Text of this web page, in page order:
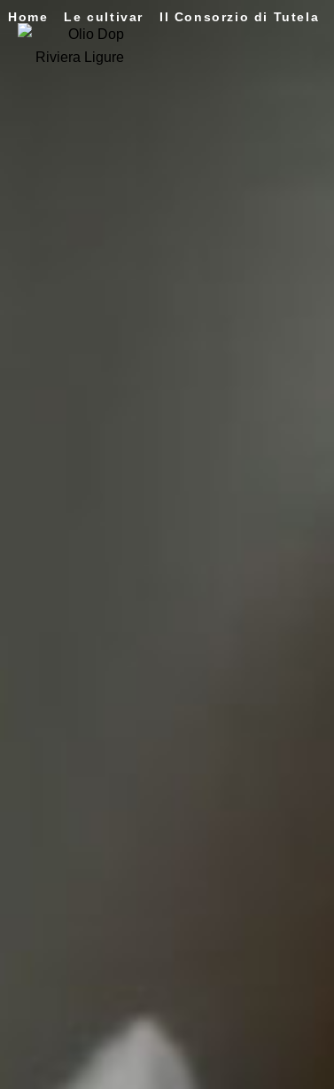
Home Le cultivar Il Consorzio di Tutela